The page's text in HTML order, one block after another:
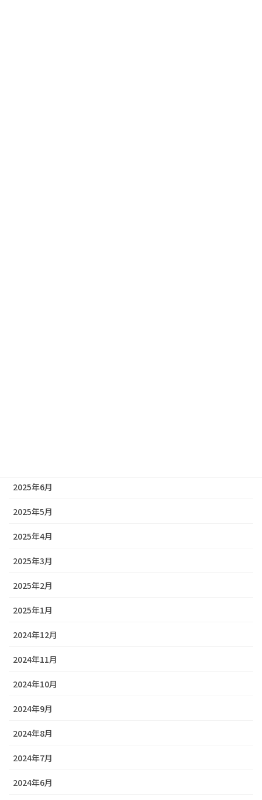
2025年6月
2025年5月
2025年4月
2025年3月
2025年2月
2025年1月
2024年12月
2024年11月
2024年10月
2024年9月
2024年8月
2024年7月
2024年6月